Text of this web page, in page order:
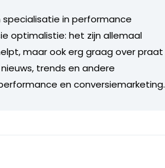
in performance
optimalistie: het zijn allemaal
maar ook erg graag over praat
trends en andere
en conversiemarketing.